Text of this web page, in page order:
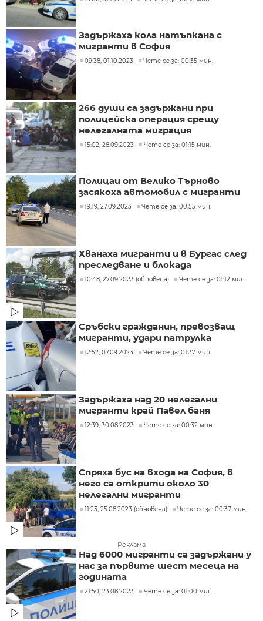
Задържаха кола натъпкана с
мигранти в София
09:38, 01.10.2023 Чете се за: 00:35 мин.
266 души са задържани при
полицейска операция срещу
нелегалната миграция
15:02, 28.09.2023 Чете се за: 01:15 мин.
Полицаи от Велико Търново
засякоха автомобил с мигранти
19:19, 27.09.2023 Чете се за: 00:55 мин.
Хванаха мигранти и в Бургас след
преследване и блокада
10:48, 27.09.2023 (обновена) Чете се за: 01:12 мин.
Сръбски гражданин, превозващ
мигранти, удари патрулка
12:52, 07.09.2023 Чете се за: 01:37 мин.
Задържаха над 20 нелегални
мигранти край Павел баня
12:39, 30.08.2023 Чете се за: 00:32 мин.
Спряха бус на входа на София, в
него са открити около 30
нелегални мигранти
11:23, 25.08.2023 (обновена) Чете се за: 00:37 мин.
Реклама
Над 6000 мигранти са задържани у
нас за първите шест месеца на
годината
21:50, 23.08.2023 Чете се за: 01:00 мин.